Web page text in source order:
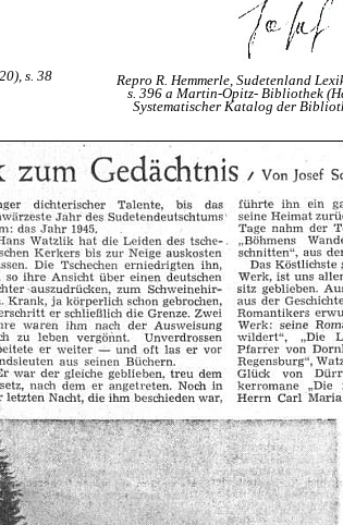
s. 38
Repro R. Hemmerle, Sudetenland
s. 396 a Martin-Opitz- Bibliothek
Systematischer Katalog der